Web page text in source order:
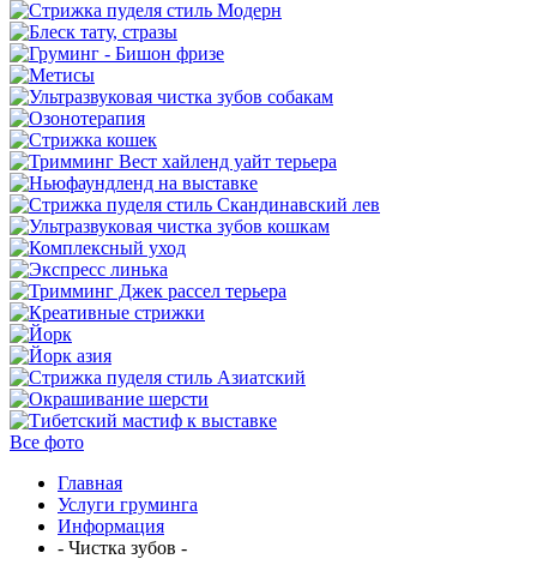
Все фото
Главная
Услуги груминга
Информация
- Чистка зубов -